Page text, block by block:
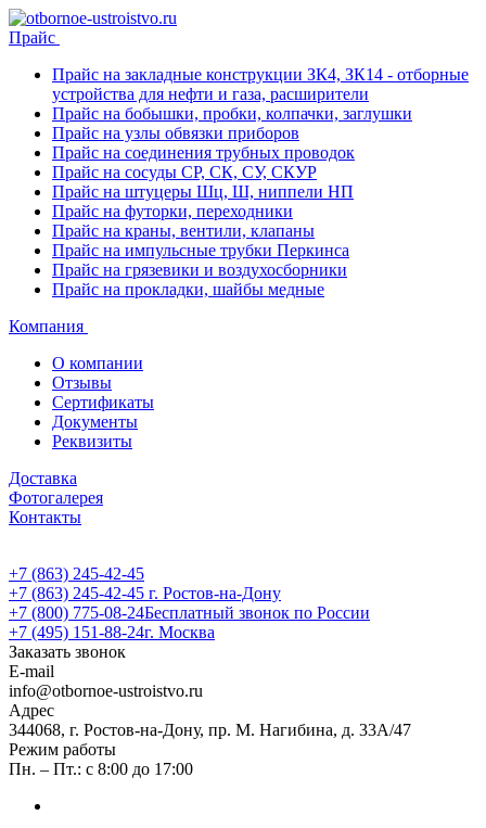
Прайс
Прайс на закладные конструкции ЗК4, ЗК14 - отборные
устройства для нефти и газа, расширители
Прайс на бобышки, пробки, колпачки, заглушки
Прайс на узлы обвязки приборов
Прайс на соединения трубных проводок
Прайс на сосуды СР, СК, СУ, СКУР
Прайс на штуцеры Шц, Ш, ниппели НП
Прайс на футорки, переходники
Прайс на краны, вентили, клапаны
Прайс на импульсные трубки Перкинса
Прайс на грязевики и воздухосборники
Прайс на прокладки, шайбы медные
Компания
О компании
Отзывы
Сертификаты
Документы
Реквизиты
Доставка
Фотогалерея
Контакты
+7 (863) 245-42-45
+7 (863) 245-42-45 г. Ростов-на-Дону
+7 (800) 775-08-24Бесплатный звонок по России
+7 (495) 151-88-24г. Москва
Заказать звонок
E-mail
info@otbornoe-ustroistvo.ru
Адрес
344068, г. Ростов-на-Дону, пр. М. Нагибина, д. 33А/47
Режим работы
Пн. – Пт.: с 8:00 до 17:00